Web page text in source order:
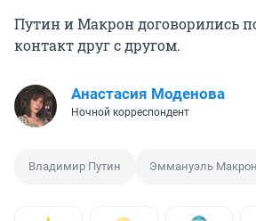
Путин и Макрон договорились
контакт друг с другом.
Анастасия Моденова
Ночной корреспондент
Владимир Путин Эммануэль Макрон